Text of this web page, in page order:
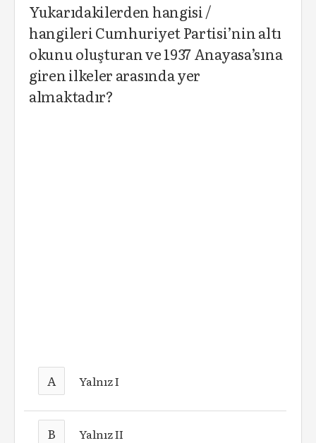
Yukarıdakilerden hangisi /
hangileri Cumhuriyet Partisi’nin altı
okunu oluşturan ve 1937 Anayasa’sına
giren ilkeler arasında yer
almaktadır?
A Yalnız I
B Yalnız II